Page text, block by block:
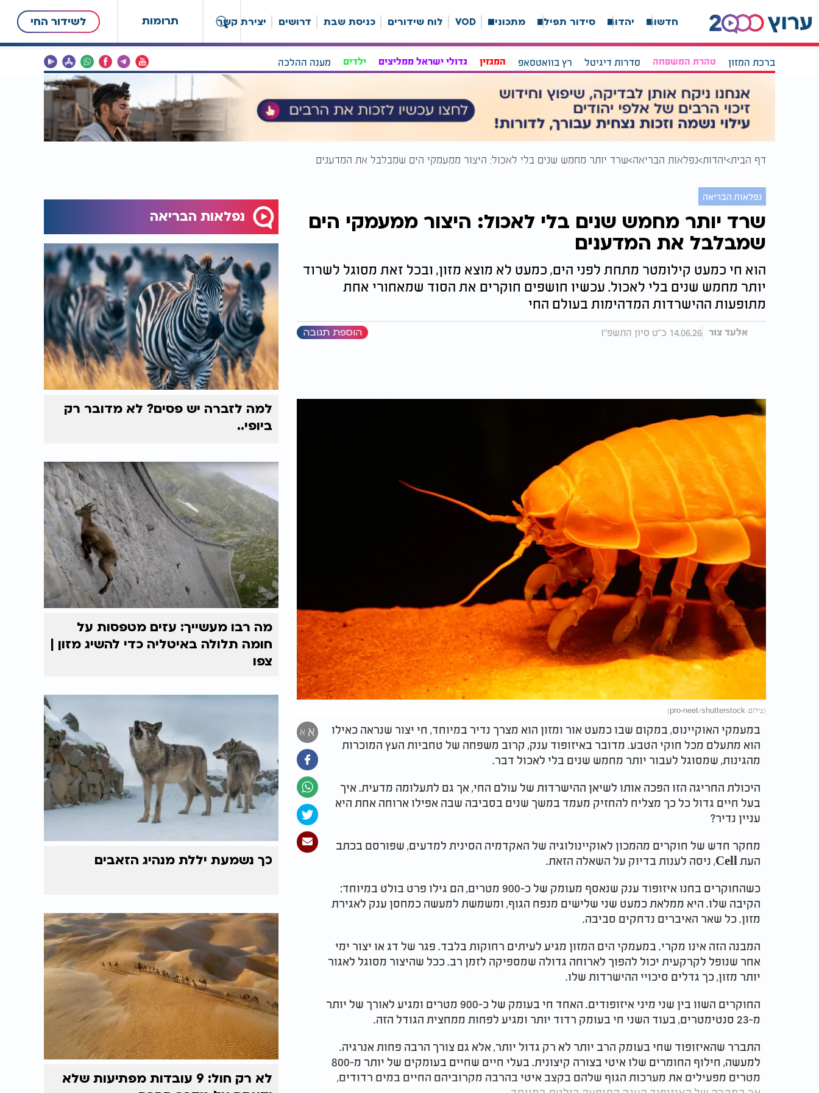
תרומות לשידור החי חדשות יהדות סידור תפילה מתכונים VOD לוח שידורים כניסת שבת דרושים יצירת קשר
ברכת המזון טהרת המשפחה סדרות דיגיטל רץ בוואטסאפ המגזין גדולי ישראל ממליצים ילדים מענה ההלכה
דף הבית יהדות נפלאות הבריאה שרד יותר מחמש שנים בלי לאכול: היצור ממעמקי הים שמבלבל את המדענים
נפלאות הבריאה
שרד יותר מחמש שנים בלי לאכול: היצור ממעמקי הים
שמבלבל את המדענים
הוא חי כמעט קילומטר מתחת לפני הים, כמעט לא מוצא מזון, ובכל זאת מסוגל לשרוד
יותר מחמש שנים בלי לאכול. עכשיו חושפים חוקרים את הסוד שמאחורי אחת
מתופעות ההישרדות המדהימות בעולם החי
אלעד צור 14.06.26 כ"ט סיון התשפ"ו הוספת תגובה
(צילום: pro-neet/shutterstock)
א א
במעמקי האוקיינוס, במקום שבו כמעט אור ומזון הוא מצרך נדיר במיוחד, חי יצור שנראה כאילו
הוא מתעלם מכל חוקי הטבע. מדובר באיזופוד ענק, קרוב משפחה של טחביות העץ המוכרות
מהגינות, שמסוגל לעבור יותר מחמש שנים בלי לאכול דבר.
היכולת החריגה הזו הפכה אותו לשיאן ההישרדות של עולם החי, אך גם לתעלומה מדעית. איך
בעל חיים גדול כל כך מצליח להחזיק מעמד במשך שנים בסביבה שבה אפילו ארוחה אחת היא
עניין נדיר?
מחקר חדש של חוקרים מהמכון לאוקיינולוגיה של האקדמיה הסינית למדעים, שפורסם בכתב
העת Cell, ניסה לענות בדיוק על השאלה הזאת.
כשהחוקרים בחנו איזופוד ענק שנאסף מעומק של כ-900 מטרים, הם גילו פרט בולט במיוחד:
הקיבה שלו. היא ממלאת כמעט שני שלישים מנפח הגוף, ומשמשת למעשה כמחסן ענק לאגירת
מזון. כל שאר האיברים נדחקים סביבה.
המבנה הזה אינו מקרי. במעמקי הים המזון מגיע לעיתים רחוקות בלבד. פגר של דג או יצור ימי
אחר שנופל לקרקעית יכול להפוך לארוחה גדולה שמספיקה לזמן רב. ככל שהיצור מסוגל לאגור
יותר מזון, כך גדלים סיכויי ההישרדות שלו.
החוקרים השוו בין שני מיני איזופודים. האחד חי בעומק של כ-900 מטרים ומגיע לאורך של יותר
מ-23 סנטימטרים, בעוד השני חי בעומק רדוד יותר ומגיע לפחות ממחצית הגודל הזה.
התברר שהאיזופוד שחי בעומק הרב יותר לא רק גדול יותר, אלא גם צורך הרבה פחות אנרגיה.
למעשה, חילוף החומרים שלו איטי בצורה קיצונית. בעלי חיים שחיים בעומקים של יותר מ-800
מטרים מפעילים את מערכות הגוף שלהם בקצב איטי בהרבה מקרוביהם החיים במים רדודים,
נפלאות הבריאה
למה לזברה יש פסים? לא מדובר רק
ביופי..
מה רבו מעשייך: עזים מטפסות על
חומה תלולה באיטליה כדי להשיג מזון |
צפו
כך נשמעת יללת מנהיג הזאבים
לא רק חול: 9 עובדות מפתיעות שלא